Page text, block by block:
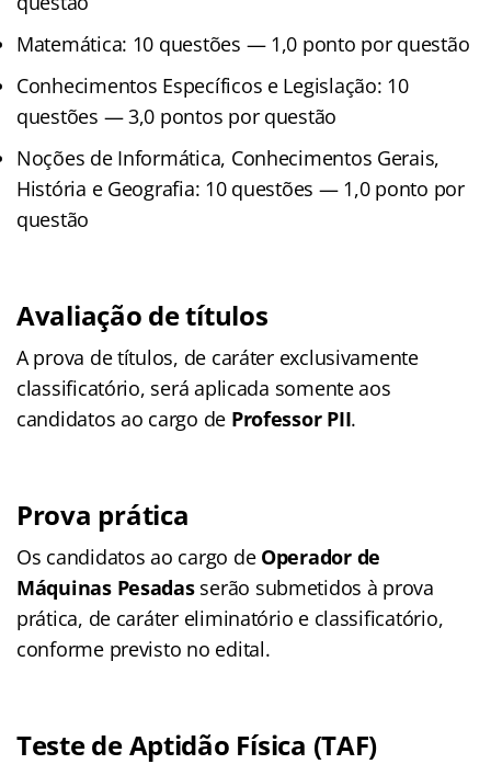
Matemática: 10 questões — 1,0 ponto por questão
Conhecimentos Específicos e Legislação: 10
questões — 3,0 pontos por questão
Noções de Informática, Conhecimentos Gerais,
História e Geografia: 10 questões — 1,0 ponto por
questão
Avaliação de títulos
A prova de títulos, de caráter exclusivamente
classificatório, será aplicada somente aos
candidatos ao cargo de Professor PII.
Prova prática
Os candidatos ao cargo de Operador de
Máquinas Pesadasserão submetidos à prova
prática, de caráter eliminatório e classificatório,
conforme previsto no edital.
Teste de Aptidão Física (TAF)